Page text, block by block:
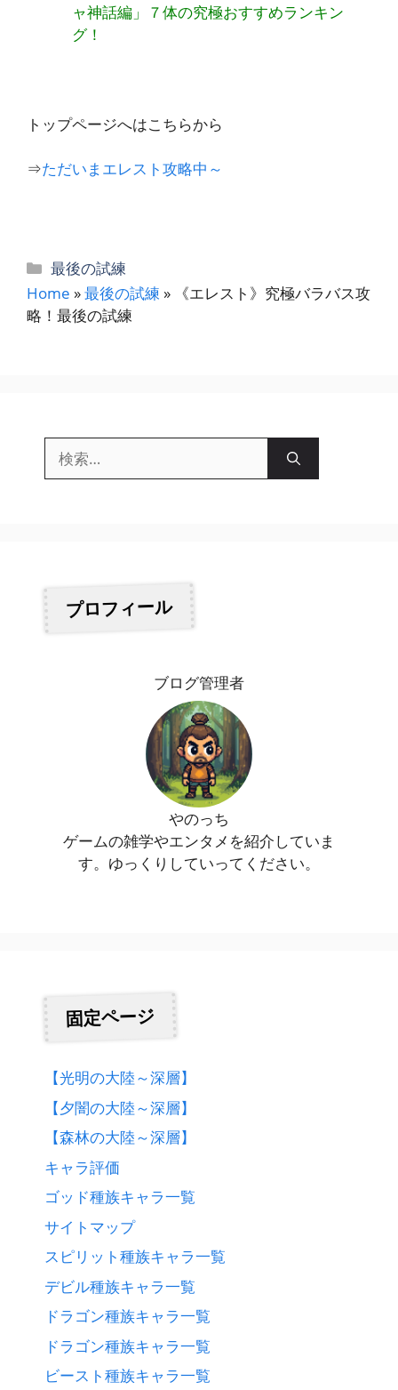
ャ神話編」７体の究極おすすめランキン
グ！
トップページへはこちらから
⇒ただいまエレスト攻略中～
カ
テ
ゴ
最後の試練
Home »最後の試練 » 《エレスト》究極バラバス攻
略！最後の試練
索:
プロフィール
ブログ管理者
やのっち
ゲームの雑学やエンタメを紹介していま
す。ゆっくりしていってください。
固定ページ
【光明の大陸～深層】
【夕闇の大陸～深層】
【森林の大陸～深層】
キャラ評価
ゴッド種族キャラ一覧
サイトマップ
スピリット種族キャラ一覧
デビル種族キャラ一覧
ドラゴン種族キャラ一覧
ドラゴン種族キャラ一覧
ビースト種族キャラ一覧